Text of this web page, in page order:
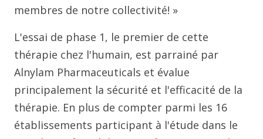
membres de notre collectivité! »
L'essai de phase 1, le premier de cette
thérapie chez l'humain, est parrainé par
Alnylam Pharmaceuticals et évalue
principalement la sécurité et l'efficacité de la
thérapie. En plus de compter parmi les 16
établissements participant à l'étude dans le